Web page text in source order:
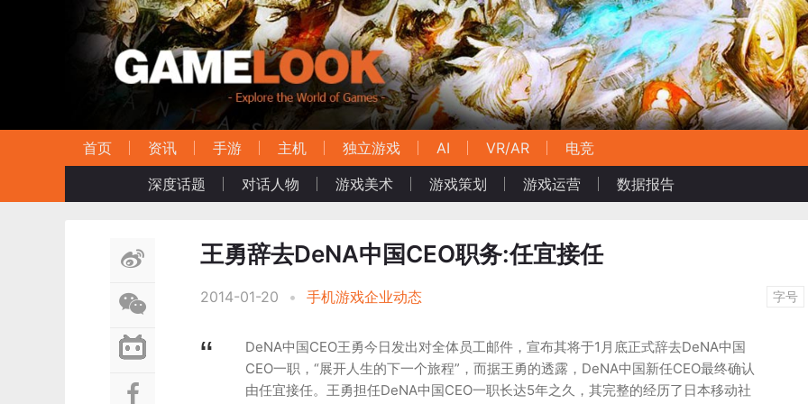
首页 资讯 手游 主机 独立游戏 AI VR/AR
电竞
深度话题
对话人物 游戏美术 游戏策划 游戏运营 数据报告
王勇辞去DeNA中国CEO职务:任宜接任
2014-01-20 • 手机游戏企业动态 字号
DeNA中国CEO王勇今日发出对全体员工邮件，宣布其将于1月底正式辞去DeNA中国
CEO一职，“展开人生的下一个旅程”，而据王勇的透露，DeNA中国新任CEO最终确认
由任宜接任。王勇担任DeNA中国CEO一职长达5年之久，其完整的经历了日本移动社